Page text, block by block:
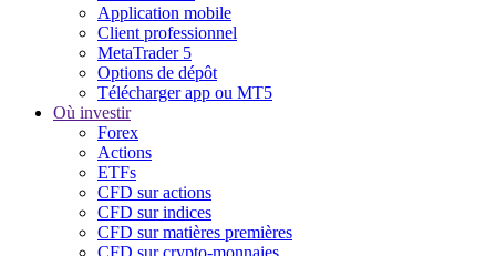
Application mobile
Client professionnel
MetaTrader 5
Options de dépôt
Télécharger app ou MT5
Où investir
Forex
Actions
ETFs
CFD sur actions
CFD sur indices
CFD sur matières premières
CFD sur crypto-monnaies